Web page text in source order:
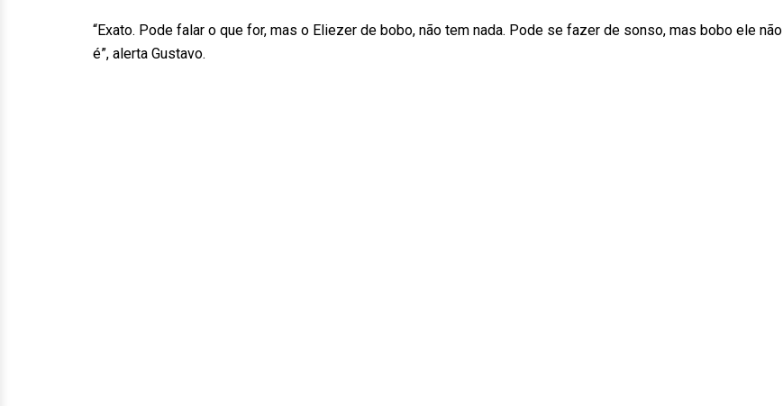
“Exato. Pode falar o que for, mas o Eliezer de bobo, não tem nada. Pode se fazer de sonso, mas bobo ele não
é”, alerta Gustavo.